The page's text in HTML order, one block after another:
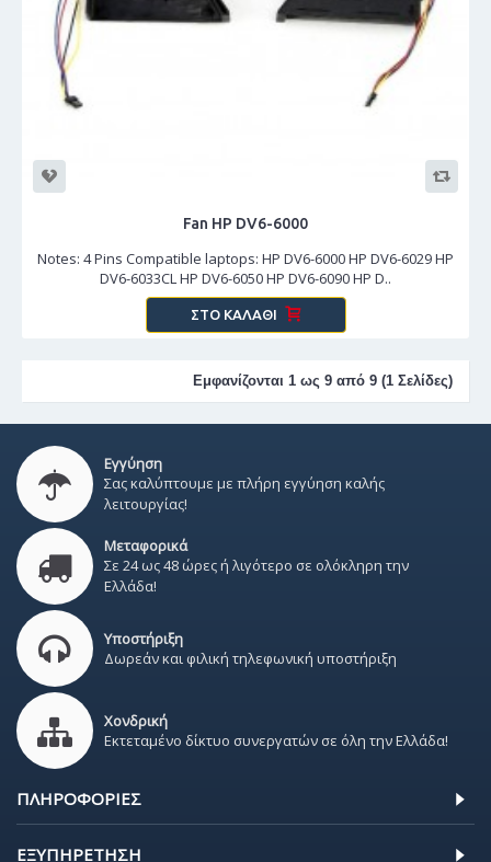
Fan HP DV6-6000
Notes: 4 Pins Compatible laptops: HP DV6-6000 HP DV6-6029 HP
DV6-6033CL HP DV6-6050 HP DV6-6090 HP D..
ΣΤΟ ΚΑΛΆΘΙ
Εμφανίζονται 1 ως 9 από 9 (1 Σελίδες)
Εγγύηση
Σας καλύπτουμε με πλήρη εγγύηση καλής
λειτουργίας!
Μεταφορικά
Σε 24 ως 48 ώρες ή λιγότερο σε ολόκληρη την
Ελλάδα!
Υποστήριξη
Δωρεάν και φιλική τηλεφωνική υποστήριξη
Χονδρική
Εκτεταμένο δίκτυο συνεργατών σε όλη την Ελλάδα!
ΠΛΗΡΟΦΟΡΊΕΣ
ΕΞΥΠΗΡΈΤΗΣΗ